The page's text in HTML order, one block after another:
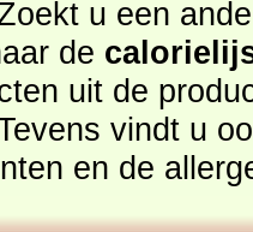
de
uit de
en de